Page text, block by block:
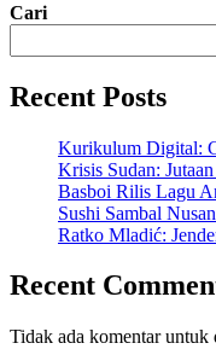
Cari
Recent Posts
Kurikulum Digital:
Krisis Sudan:
Basboi Rilis Lagu
Sushi Sambal
Ratko Mladić:
Recent
Tidak ada komentar untuk